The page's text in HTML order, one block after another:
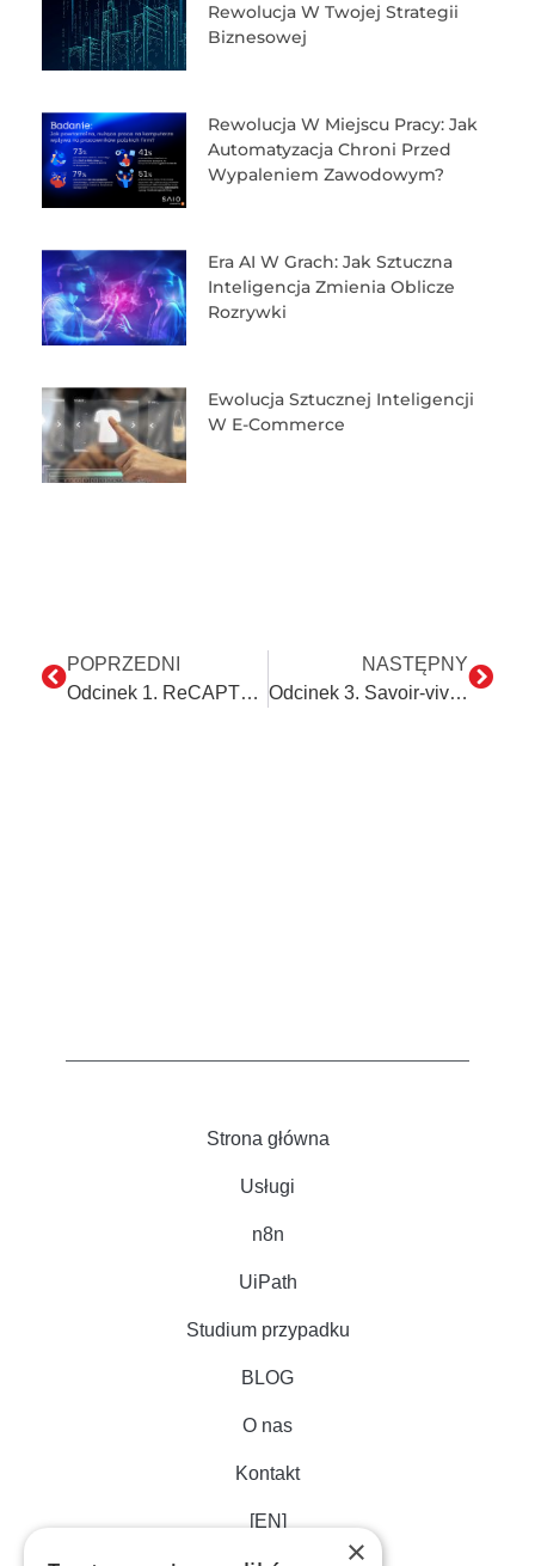
Rewolucja W Twojej Strategii
Biznesowej
Rewolucja W Miejscu Pracy: Jak
Automatyzacja Chroni Przed
Wypaleniem Zawodowym?
Era AI W Grach: Jak Sztuczna
Inteligencja Zmienia Oblicze
Rozrywki
Ewolucja Sztucznej Inteligencji
W E-Commerce
POPRZEDNI
Odcinek 1. ReCAPTCHA bez tajemnic.
NASTĘPNY
Odcinek 3. Savoir-vivre w automatyzacji. Czy roboty potrafią być uprzejme?
Strona główna
Usługi
n8n
UiPath
Studium przypadku
BLOG
O nas
Kontakt
[EN]
×